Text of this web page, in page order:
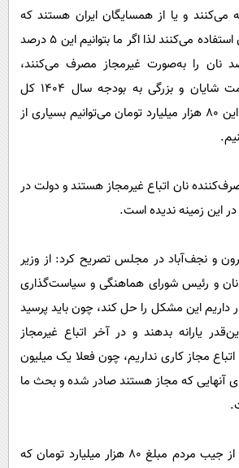
می‌کنند و یا از همسایگان ایران هستند که
می‌آیند از کارت ایرانیان استفاده می‌کنند لذا اگر ما بتوانیم این ۵ درصد
معادل ۳۵ درصد نان را به‌صورت غیرمجاز مصرف می‌کنند،
سامان‌دهی کنیم خدمت شایان و بزرگی به بودجه سال ۱۴۰۴ کل
کشور می‌کنیم چون با این ۸۰ هزار میلیارد تومان می‌توانیم بسیاری از
نان اتباع غیرمجاز هستند و دولت در
این زمینه ندیده است.
و نجف‌آباد در مجلس تصریح کرد: از وزیر
و رئیس شورای هماهنگی و سیاست‌گذاری
داریم این مشکل را حل کند، چون باید پرسید
یارانه بدهند و در آخر اتباع غیرمجاز
اتباع مجاز کاری نداریم، چون فعلا یک میلیون
آنهایی که مجاز هستند صادر شده و بحث ما
ابوترابی گفت: چرا باید از جیب مردم مبلغ ۸۰ هزار میلیارد تومان که